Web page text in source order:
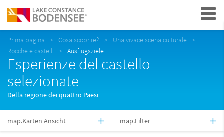
Navigation
Prima pagina Cosa scoprire?
Una vivace scena culturale
Rocche e castelli
Ausflugsziele
Esperienze del castello
selezionate
Della regione dei quattro Paesi
map.Karten Ansicht map.Filter